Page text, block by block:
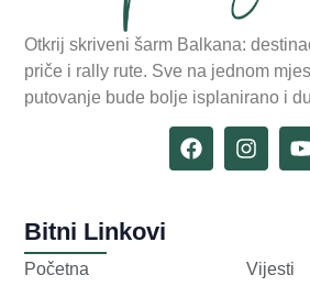
Otkrij skriveni šarm Balkana:
priče i rally rute. Sve na jednom
putovanje bude bolje isplanirano i
Bitni Linkovi
Početna Vijesti